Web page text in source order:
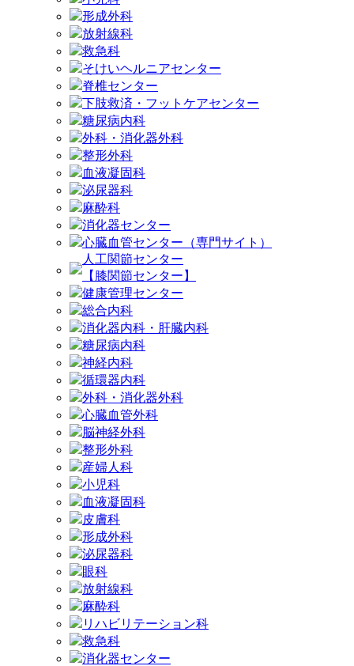
形成外科
放射線科
救急科
そけいヘルニアセンター
脊椎センター
下肢救済・フットケアセンター
糖尿病内科
外科・消化器外科
整形外科
血液凝固科
泌尿器科
麻酔科
消化器センター
心臓血管センター（専門サイト）
人工関節センター
【膝関節センター】
健康管理センター
総合内科
消化器内科・肝臓内科
糖尿病内科
神経内科
循環器内科
外科・消化器外科
心臓血管外科
脳神経外科
整形外科
産婦人科
小児科
血液凝固科
皮膚科
形成外科
泌尿器科
眼科
放射線科
麻酔科
リハビリテーション科
救急科
消化器センター